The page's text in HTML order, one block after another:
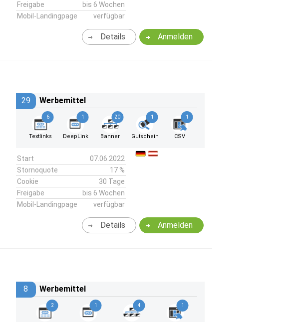
Freigabe
bis 6 Wochen
Mobil-Landingpage
verfügbar
Anmelden
Details
29 Werbemittel
6
Textlinks
1
DeepLink
20
Banner
1
Gutschein
1
CSV
Start
07.06.2022
Stornoquote
17 %
Cookie
30 Tage
Freigabe
bis 6 Wochen
Mobil-Landingpage
verfügbar
Anmelden
Details
8 Werbemittel
2 1 4 1